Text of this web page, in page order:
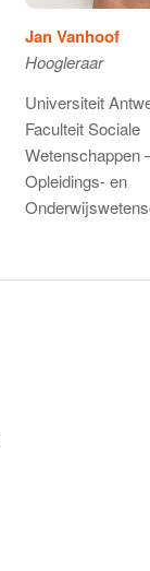
Jan Vanhoof
Hoogleraar
Universiteit
Faculteit Sociale
Wetenschappen
Opleidings- en